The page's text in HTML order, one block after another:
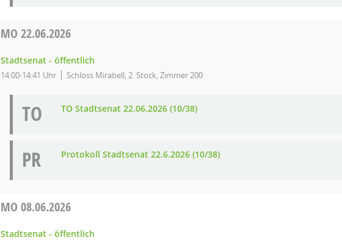
MO 22.06.2026
Stadtsenat - öffentlich
14:00-14:41 Uhr Schloss Mirabell, 2. Stock, Zimmer 200
TO TO Stadtsenat 22.06.2026 (10/38)
PR Protokoll Stadtsenat 22.6.2026 (10/38)
MO 08.06.2026
Stadtsenat - öffentlich